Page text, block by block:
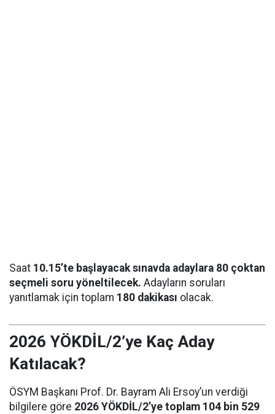
Saat 10.15’te başlayacak sınavda adaylara 80 çoktan
seçmeli soru yöneltilecek. Adayların soruları
yanıtlamak için toplam 180 dakikası olacak.
2026 YÖKDİL/2’ye Kaç Aday
Katılacak?
ÖSYM Başkanı Prof. Dr. Bayram Ali Ersoy’un verdiği
bilgilere göre 2026 YÖKDİL/2’ye toplam 104 bin 529